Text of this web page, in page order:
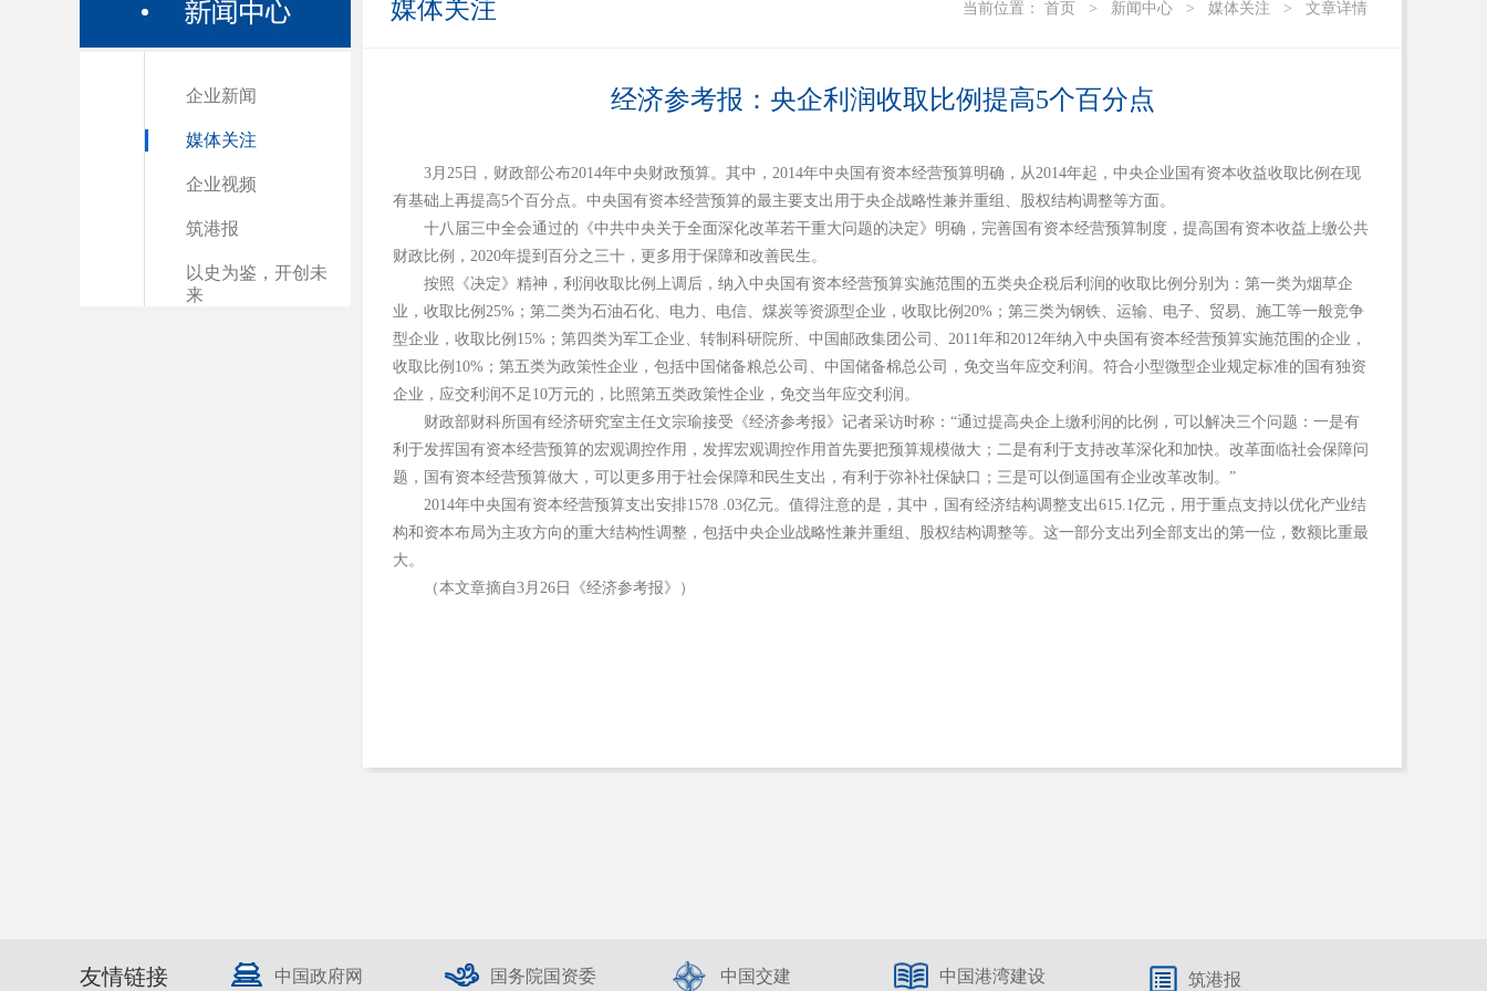
企业新闻
媒体关注
企业视频
筑港报
以史为鉴，开创未
来
媒体关注 当前位置： 首页 > 新闻中心 > 媒体关注 > 文章详情
经济参考报：央企利润收取比例提高5个百分点
3月 25 日，财政部公布2014年中央财政预算。其中， 2014年中央国有资本经营预算明确，从2014年起，中央企业国有资本收益收取比例在现
有基础上再提高5个百分点。中央国有资本经营预算的最主要支出用于央企战略性兼并重组、股权结构调整等方面。
十八届三中全会通过的《中共中央关于全面深化改革若干重大问题的决定》明确，完善国有资本经营预算制度，提高国有资本收益上缴公共
财政比例， 2020年提到百分之三十，更多用于保障和改善民生。
按照《决定》精神，利润收取比例上调后，纳入中央国有资本经营预算实施范围的五类央企税后利润的收取比例分别为：第一类为烟草企
业，收取比例 25% ；第二类为石油石化、电力、电信、煤炭等资源型企业，收取比例 20% ；第三类为钢铁、运输、电子、贸易、施工等一般竞争
型企业，收取比例 15% ；第四类为军工企业、转制科研院所、中国邮政集团公司、 2011年和2012年纳入中央国有资本经营预算实施范围的企业，
收取比例 10% ；第五类为政策性企业，包括中国储备粮总公司、中国储备棉总公司，免交当年应交利润。符合小型微型企业规定标准的国有独资
企业，应交利润不足 10万元的，比照第五类政策性企业，免交当年应交利润。
财政部财科所国有经济研究室主任文宗瑜接受《经济参考报》记者采访时称：“通过提高央企上缴利润的比例，可以解决三个问题：一是有
利于发挥国有资本经营预算的宏观调控作用，发挥宏观调控作用首先要把预算规模做大；二是有利于支持改革深化和加快。改革面临社会保障问
题，国有资本经营预算做大，可以更多用于社会保障和民生支出，有利于弥补社保缺口；三是可以倒逼国有企业改革改制。”
2014年中央国有资本经营预算支出安排1578 .03亿元。值得注意的是，其中，国有经济结构调整支出615.1亿元，用于重点支持以优化产业结
构和资本布局为主攻方向的重大结构性调整，包括中央企业战略性兼并重组、股权结构调整等。这一部分支出列全部支出的第一位，数额比重最
大。
（本文章摘自3月 26 日《经济参考报》）
友情链接 中国政府网 国务院国资委 中国交建 中国港湾建设 筑港报